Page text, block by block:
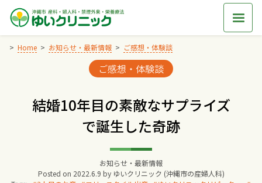
Skip
content
Home お知らせ・最新情報 ご感想・体験談
Categories:
ご感想・体験談
結婚10年目の素敵なサプライズ
で誕生した奇跡
お知らせ・最新情報
Posted on 2022.6.9 by ゆいクリニック (沖縄市の産婦人科)
交通アクセス
院長からのごあいさつ